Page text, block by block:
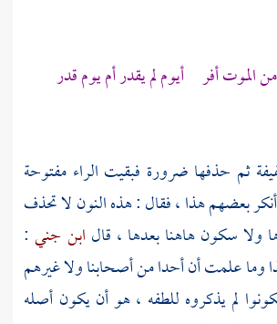
الموت أفر أيوم لم يقدر أم يوم قدر
ثم حذفها ضرورة فبقيت الراء مفتوحة
بعضهم هذا ، فقال : هذه النون لا تحذف
ولا سكون هاهنا بعدها ، قال ابن جني :
وما علمت أن أحدا من أصحابنا ولا غيرهم
لم يذكروه للطفه ، هو أن يكون أصله